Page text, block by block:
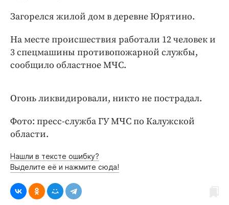
Медиаперсона
Интересное чтиво
Клиника года
Работодатель года
Загорелся жилой дом в деревне Юрятино.
На месте происшествия работали 12 человек и
3 спецмашины противопожарной службы,
сообщило областное МЧС.
Огонь ликвидировали, никто не пострадал.
Фото: пресс-служба ГУ МЧС по Калужской
области.
Нашли в тексте ошибку?
Выделите её и нажмите сюда!